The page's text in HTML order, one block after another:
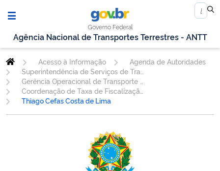
Governo Federal
Agência Nacional de Transportes Terrestres - ANTT
Acesso à Informação
Agenda de Autoridades
Thiago Cefas Costa de Lima